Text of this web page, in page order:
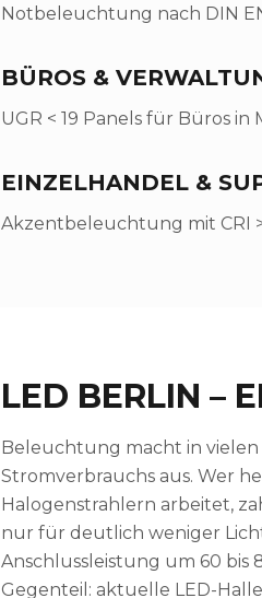
Notbeleuchtung nach DIN
BÜROS &
UGR < 19 Panels für Büros
EINZELHANDEL &
Akzentbeleuchtung mit CRI
LED BERLIN –
Beleuchtung macht in
Stromverbrauchs aus. Wer
Halogenstrahlern arbeitet,
nur für deutlich weniger
Anschlussleistung um 60 bis
Gegenteil: aktuelle LED-